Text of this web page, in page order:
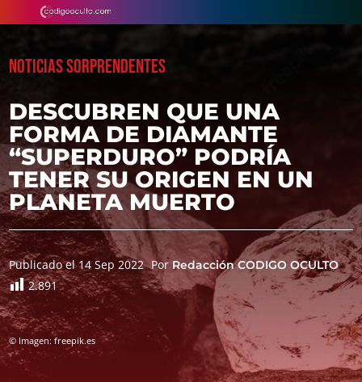
NOTICIAS SORPRENDENTES
DESCUBREN QUE UNA
FORMA DE DIAMANTE
“SUPERDURO” PODRÍA
TENER SU ORIGEN EN UN
PLANETA MUERTO
Publicado el 14 Sep 2022 Por Redacción CODIGO OCULTO
2.891
© Imagen: freepik.es